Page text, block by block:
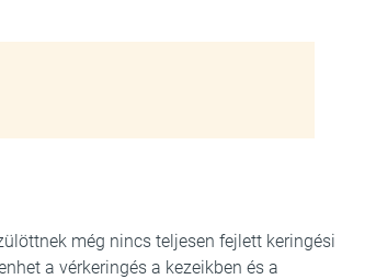
még nincs teljesen fejlett keringési
a vérkeringés a kezeikben és a